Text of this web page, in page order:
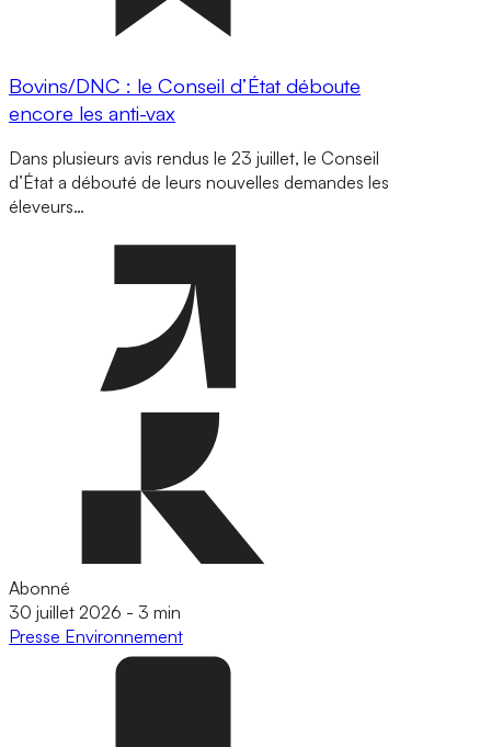
Bovins/DNC : le Conseil d’État déboute
encore les anti-vax
Dans plusieurs avis rendus le 23 juillet, le Conseil
d’État a débouté de leurs nouvelles demandes les
éleveurs…
Abonné
30 juillet 2026 - 3 min
Presse Environnement